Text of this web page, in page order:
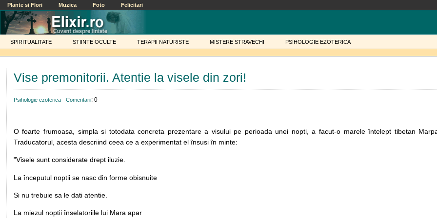
Plante si Flori Muzica Foto Felicitari
SPIRITUALITATE STIINTE OCULTE TERAPII NATURISTE MISTERE STRAVECHI PSIHOLOGIE EZOTERICA
Vise premonitorii. Atentie la visele din zori!
Psihologie ezoterica- Comentarii: 0
O foarte frumoasa, simpla si totodata concreta prezentare a visului pe perioada unei nopti, a facut-o marele întelept tibetan
Traducatorul, acesta descriind ceea ce a experimentat el însusi în minte:
"Visele sunt considerate drept iluzie.
La începutul noptii se nasc din forme obisnuite
Si nu trebuie sa le dati atentie.
La miezul noptii înselatoriile lui Mara apar